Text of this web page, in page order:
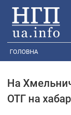
ГОЛОВНА
На
ОТГ на